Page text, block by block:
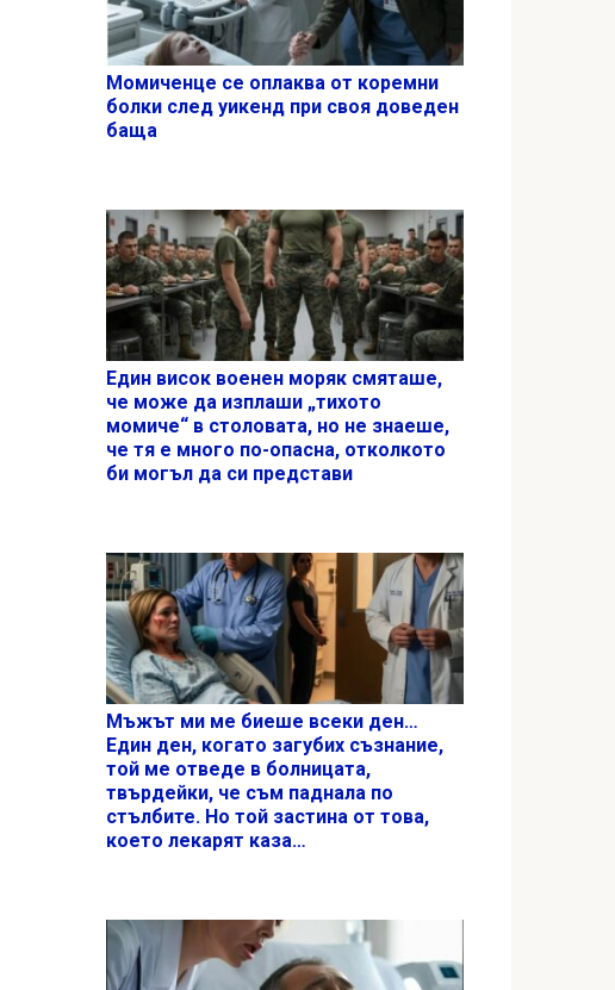
Момиченце се оплаква от коремни
болки след уикенд при своя доведен
баща
Един висок военен моряк смяташе,
че може да изплаши „тихото
момиче“ в столовата, но не знаеше,
че тя е много по-опасна, отколкото
би могъл да си представи
Мъжът ми ме биеше всеки ден…
Един ден, когато загубих съзнание,
той ме отведе в болницата,
твърдейки, че съм паднала по
стълбите. Но той застина от това,
което лекарят каза…